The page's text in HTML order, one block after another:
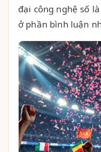
đại công nghệ số
ở phần bình luận